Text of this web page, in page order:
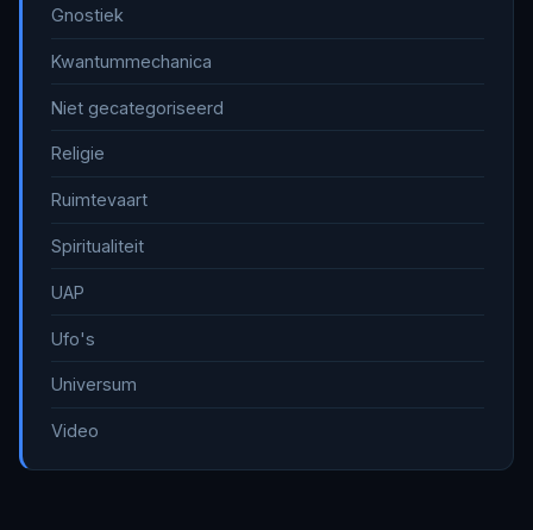
Gnostiek
Kwantummechanica
Niet gecategoriseerd
Religie
Ruimtevaart
Spiritualiteit
UAP
Ufo's
Universum
Video